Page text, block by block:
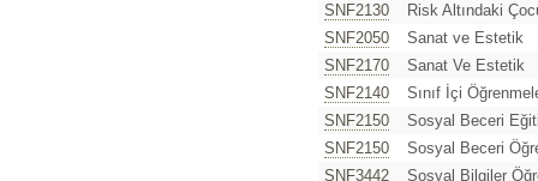
SNF2130
Risk Altındaki
SNF2050
Sanat ve Estetik
SNF2170
Sanat Ve Estetik
SNF2140
Sınıf İçi
SNF2150
Sosyal Beceri
SNF2150
Sosyal Beceri
SNF3442
Sosyal Bilgiler